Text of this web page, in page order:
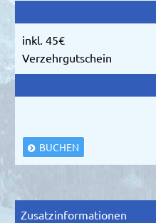
inkl. 45€
Verzehrgutschein
BUCHEN
Zusatzinformationen